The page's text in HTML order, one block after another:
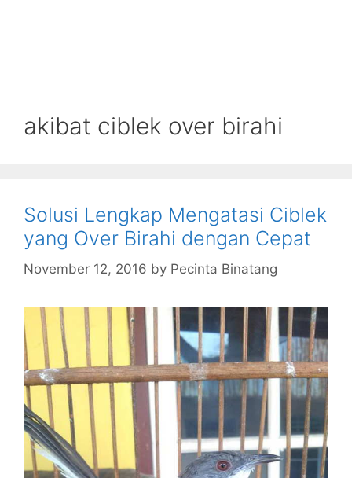
akibat ciblek over birahi
Solusi Lengkap Mengatasi Ciblek
yang Over Birahi dengan Cepat
November 12, 2016 by Pecinta Binatang